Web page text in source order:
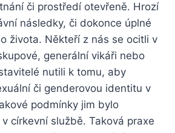
či prostředí otevřeně. Hrozí
následky, či dokonce úplné
života. Někteří z nás se ocitli v
generální vikáři nebo
nutili k tomu, aby
či genderovou identitu v
podmínky jim bylo
církevní službě. Taková praxe